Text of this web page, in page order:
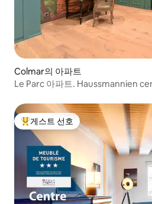
Colmar의 아파트
Le Parc 아파트. Haussmannien
상위 게스트 선호
게스트 선호